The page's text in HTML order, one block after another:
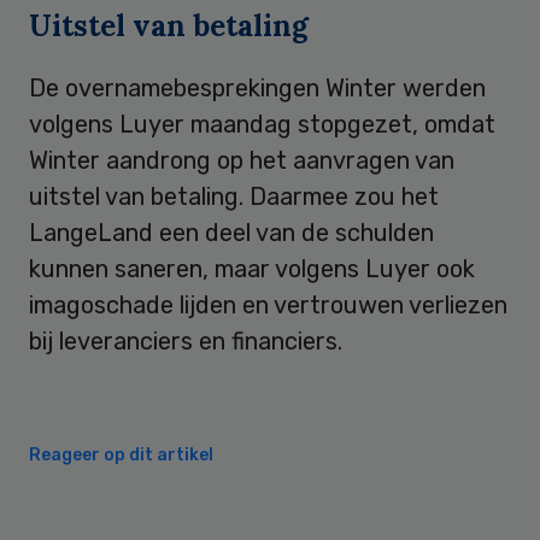
Uitstel van betaling
De overnamebesprekingen Winter werden
volgens Luyer maandag stopgezet, omdat
Winter aandrong op het aanvragen van
uitstel van betaling. Daarmee zou het
LangeLand een deel van de schulden
kunnen saneren, maar volgens Luyer ook
imagoschade lijden en vertrouwen verliezen
bij leveranciers en financiers.
Reageer op dit artikel